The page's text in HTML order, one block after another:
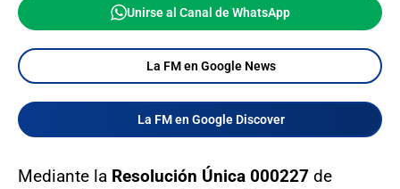
Unirse al Canal de WhatsApp
La FM en Google News
La FM en Google Discover
Mediante la Resolución Única 000227 de